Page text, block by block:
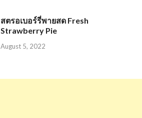
สตรอเบอร์รี่พายสด Fresh
Strawberry Pie
August 5, 2022